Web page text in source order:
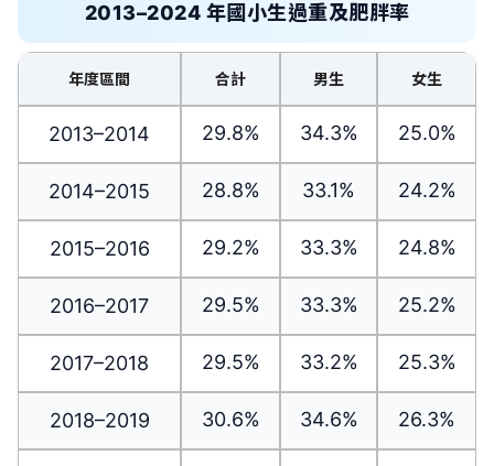
2013–2024 年國小生過重及肥胖率
年度區間 合計 男生 女生
2013–2014 29.8% 34.3% 25.0%
2014–2015 28.8% 33.1% 24.2%
2015–2016 29.2% 33.3% 24.8%
2016–2017 29.5% 33.3% 25.2%
2017–2018 29.5% 33.2% 25.3%
2018–2019 30.6% 34.6% 26.3%